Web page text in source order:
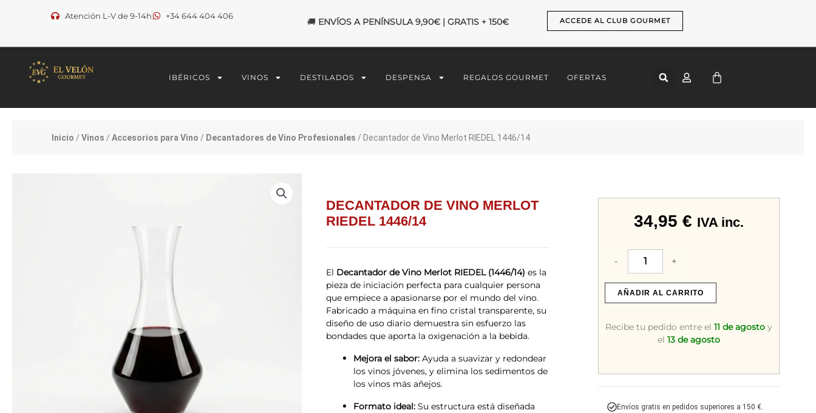
Atención L-V de 9-14h +34 644 404 406
🚚 ENVÍOS A PENÍNSULA 9,90€ | GRATIS + 150€ ACCEDE AL CLUB GOURMET
IBÉRICOS VINOS DESTILADOS DESPENSA REGALOS GOURMET OFERTAS CART
Inicio /Vinos /Accesorios para Vino / Decantadores de Vino Profesionales / Decantador de Vino Merlot RIEDEL 1446/14
DECANTADOR DE VINO MERLOT
RIEDEL 1446/14
El Decantador de Vino Merlot RIEDEL (1446/14) es la
pieza de iniciación perfecta para cualquier persona
que empiece a apasionarse por el mundo del vino.
Fabricado a máquina en fino cristal transparente, su
diseño de uso diario demuestra sin esfuerzo las
bondades que aporta la oxigenación a la bebida.
Mejora el sabor: Ayuda a suavizar y redondear
los vinos jóvenes, y elimina los sedimentos de
los vinos más añejos.
Formato ideal: Su estructura está diseñada
34,95 € IVA inc.
-
Decantador
Vino
Merlot
RIEDEL
cantidad
+
AÑADIR AL CARRITO
Recibe tu pedido entre el 11 de agostoy
el 13 de agosto
Envíos gratis en pedidos superiores a 150 €.